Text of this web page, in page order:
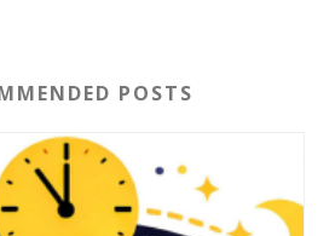
POSTS